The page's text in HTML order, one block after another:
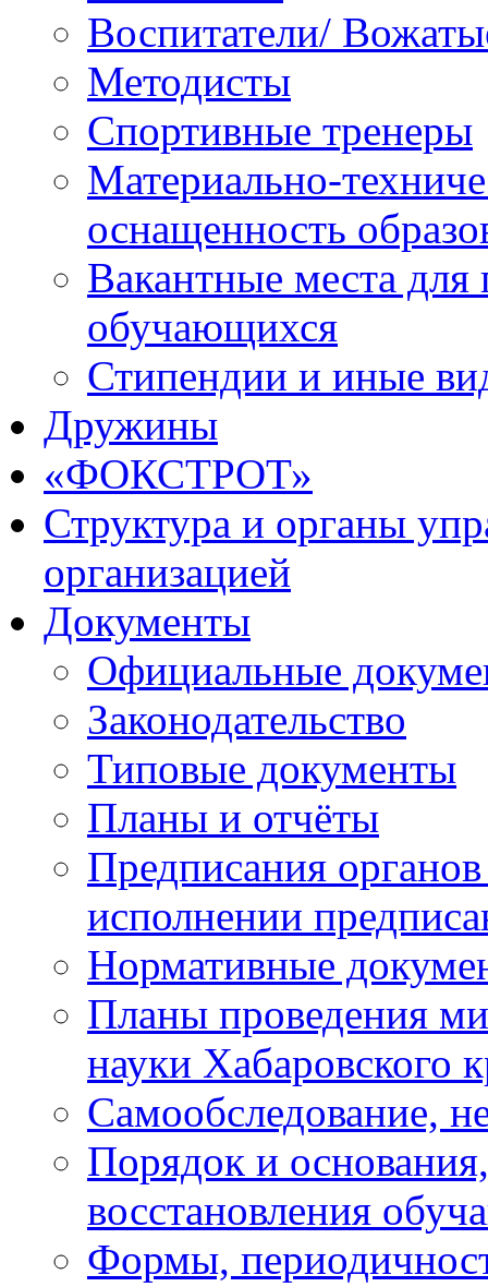
Воспитатели/
Методисты
Спортивные тренеры
Материально-
оснащенность
Вакантные места для
обучающихся
Стипендии и иные
Дружины
«ФОКСТРОТ»
Структура и органы
организацией
Документы
Официальные
Законодательство
Типовые документы
Планы и отчёты
Предписания
исполнении
Нормативные
Планы проведения
науки Хабаровского
Самообследование,
Порядок и
восстановления
Формы,